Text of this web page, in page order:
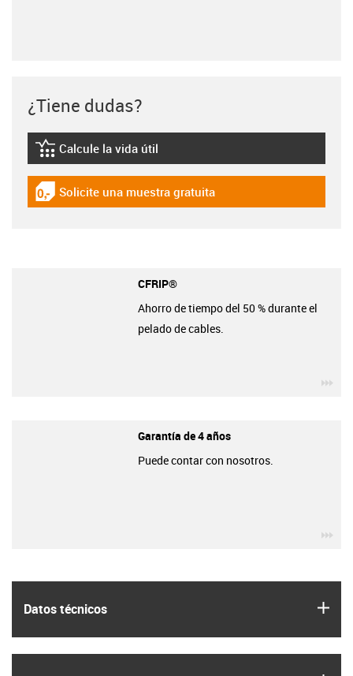
Datos técnicos
¿Tiene dudas?
igus-icon-lebensdauerrechner
Calcule la vida útil
igus-icon-gratismuster
Solicite una muestra gratuita
CFRIP®
Ahorro de tiempo del 50 % durante el
pelado de cables.
Garantía de 4 años
Puede contar con nosotros.